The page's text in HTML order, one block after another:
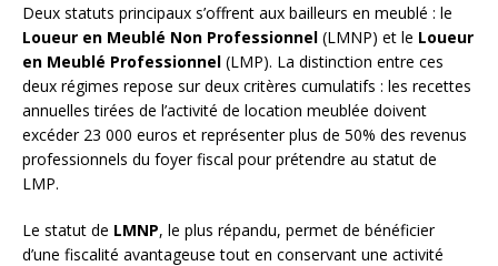
Deux statuts principaux s’offrent aux bailleurs en meublé : le
Loueur en Meublé Non Professionnel (LMNP) et le Loueur
en Meublé Professionnel (LMP). La distinction entre ces
deux régimes repose sur deux critères cumulatifs : les recettes
annuelles tirées de l’activité de location meublée doivent
excéder 23 000 euros et représenter plus de 50% des revenus
professionnels du foyer fiscal pour prétendre au statut de
LMP.
Le statut de LMNP, le plus répandu, permet de bénéficier
d’une fiscalité avantageuse tout en conservant une activité